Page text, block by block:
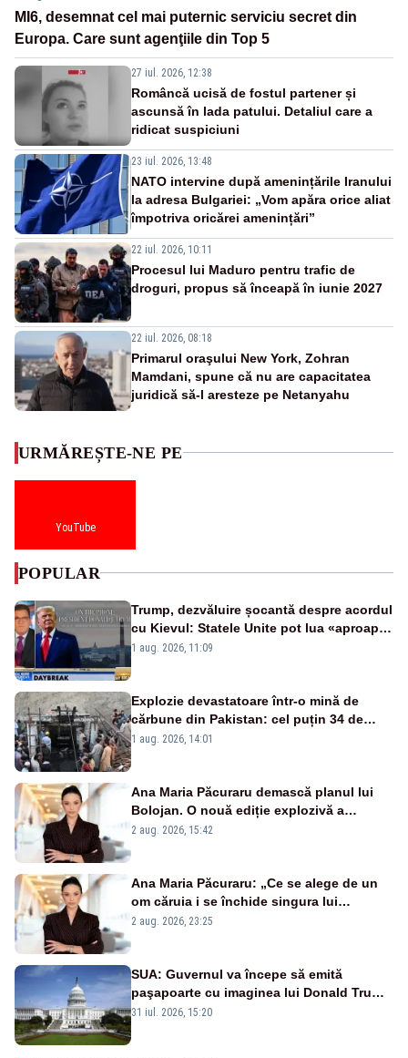
MI6, desemnat cel mai puternic serviciu secret din
Europa. Care sunt agenţiile din Top 5
27 iul. 2026, 12:38
Româncă ucisă de fostul partener și
ascunsă în lada patului. Detaliul care a
ridicat suspiciuni
23 iul. 2026, 13:48
NATO intervine după amenințările Iranului
la adresa Bulgariei: „Vom apăra orice aliat
împotriva oricărei amenințări”
22 iul. 2026, 10:11
Procesul lui Maduro pentru trafic de
droguri, propus să înceapă în iunie 2027
22 iul. 2026, 08:18
Primarul oraşului New York, Zohran
Mamdani, spune că nu are capacitatea
juridică să-l aresteze pe Netanyahu
URMĂREȘTE-NE PE
YouTube
POPULAR
Trump, dezvăluire șocantă despre acordul
cu Kievul: Statele Unite pot lua «aproape
tot ce vor» din minele Ucrainei”
1 aug. 2026, 11:09
Explozie devastatoare într-o mină de
cărbune din Pakistan: cel puțin 34 de
morți - VIDEO
1 aug. 2026, 14:01
Ana Maria Păcuraru demască planul lui
Bolojan. O nouă ediție explozivă a
emisiunii „Miza Zilei” la Realitatea PLUS
2 aug. 2026, 15:42
Ana Maria Păcuraru: „Ce se alege de un
om căruia i se închide singura lui
portiță?”
2 aug. 2026, 23:25
SUA: Guvernul va începe să emită
paşapoarte cu imaginea lui Donald Trump
începând cu 8 august
31 iul. 2026, 15:20